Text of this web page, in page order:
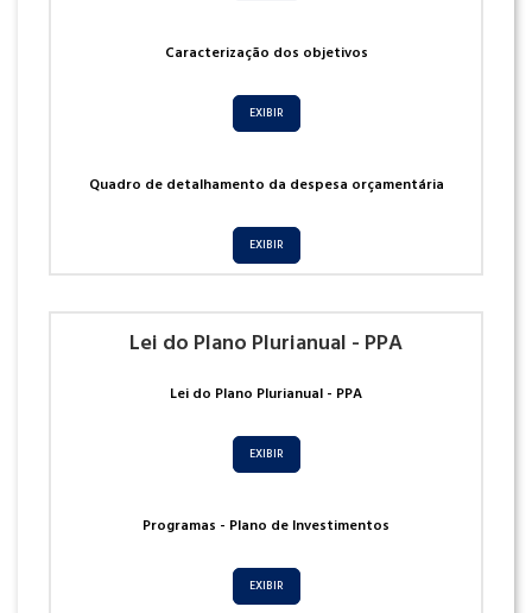
Caracterização dos objetivos
EXIBIR
Quadro de detalhamento da despesa orçamentária
EXIBIR
Lei do Plano Plurianual - PPA
Lei do Plano Plurianual - PPA
EXIBIR
Programas - Plano de Investimentos
EXIBIR